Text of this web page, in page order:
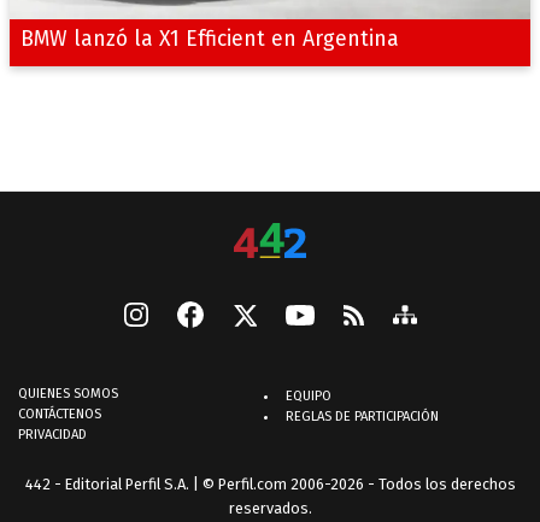
BMW lanzó la X1 Efficient en Argentina
QUIENES SOMOS
CONTÁCTENOS
PRIVACIDAD
EQUIPO
REGLAS DE PARTICIPACIÓN
442 - Editorial Perfil S.A. | © Perfil.com 2006-2026 - Todos los derechos
reservados.